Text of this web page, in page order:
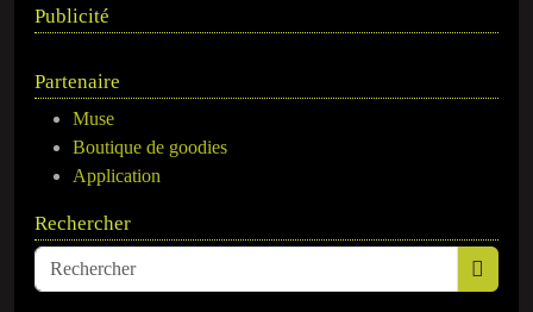
Publicité
Partenaire
Muse
Boutique de goodies
Application
Rechercher